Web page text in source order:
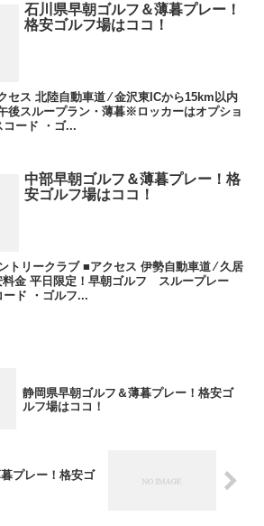
石川県早朝ゴルフ＆薄暮プレー！
格安ゴルフ場はココ！
セス 北陸自動車道 ⁄ 金沢東ICから15km以内
後スループラン・薄暮※ロッカーはオプショ
コード ・ゴ...
中部早朝ゴルフ＆薄暮プレー！格
安ゴルフ場はココ！
トリークラブ ■アクセス 伊勢自動車道 ⁄ 久居
料金 平日限定！早朝ゴルフ スループレー
ード ・ゴルフ...
静岡県早朝ゴルフ＆薄暮プレー！格安ゴ
ルフ場はココ！
プレー！格安ゴ